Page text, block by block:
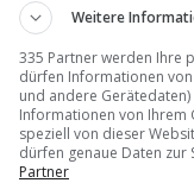
TUI BLUE Barut Andiz.
Casa de la Plata.
TO SMILE
&
und
TUI BLUE Olhuveli
Akra Hotels.
Weitere
335 Partner werden Ihre
dürfen Informationen
und andere
Informationen von Ihrem
speziell von dieser
dürfen genaue Daten
Partner